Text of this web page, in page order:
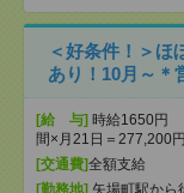
＜好条件！＞ほ
あり！10月～＊
[給 与] 時給1650円
間×月21日＝277,200
[交通費]全額支給
[勤務地] 矢場町駅から